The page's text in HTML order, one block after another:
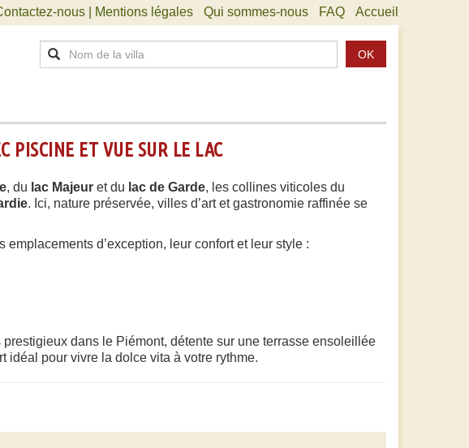
nous | Mentions légales Qui sommes-nous FAQ Accueil
OK
PISCINE ET VUE SUR LE LAC
, du lac Majeur et du lac de Garde, les collines viticoles du
. Ici, nature préservée, villes d’art et gastronomie raffinée se
emplacements d’exception, leur confort et leur style :
prestigieux dans le Piémont, détente sur une terrasse ensoleillée
idéal pour vivre la dolce vita à votre rythme.